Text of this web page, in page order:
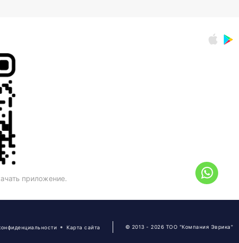
приложение.
Карта сайта © 2013 - 2026 ТОО "Компания Эврика"